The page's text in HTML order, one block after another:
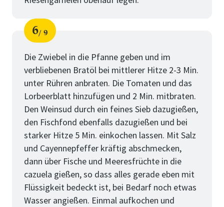
Schritt
6
von
9
Die Zwiebel in die Pfanne geben und im
verbliebenen Bratöl bei mittlerer Hitze 2-3 Min.
unter Rühren anbraten. Die Tomaten und das
Lorbeerblatt hinzufügen und 2 Min. mitbraten.
Den Weinsud durch ein feines Sieb dazugießen,
den Fischfond ebenfalls dazugießen und bei
starker Hitze 5 Min. einkochen lassen. Mit Salz
und Cayennepfeffer kräftig abschmecken,
dann über Fische und Meeresfrüchte in die
cazuela gießen, so dass alles gerade eben mit
Flüssigkeit bedeckt ist, bei Bedarf noch etwas
Wasser angießen. Einmal aufkochen und